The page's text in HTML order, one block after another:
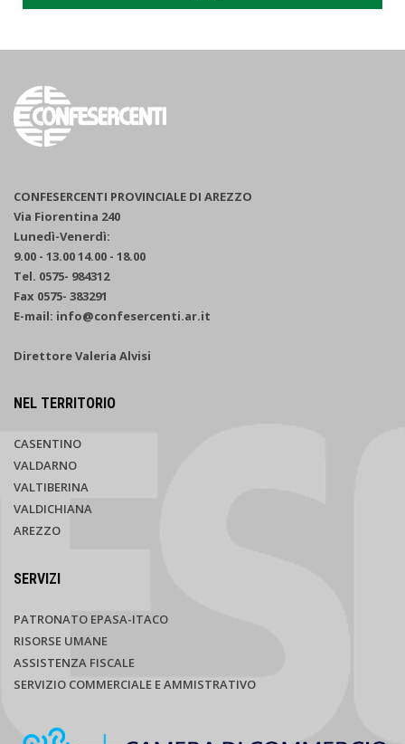
CONFESERCENTI PROVINCIALE DI AREZZO
Via Fiorentina 240
Lunedì-Venerdì:
9.00 - 13.00 14.00 - 18.00
Tel. 0575- 984312
Fax 0575- 383291
E-mail: info@confesercenti.ar.it
Direttore Valeria Alvisi
NEL TERRITORIO
CASENTINO
VALDARNO
VALTIBERINA
VALDICHIANA
AREZZO
SERVIZI
PATRONATO EPASA-ITACO
RISORSE UMANE
ASSISTENZA FISCALE
SERVIZIO COMMERCIALE E AMMISTRATIVO